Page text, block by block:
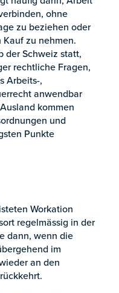
ohne
zu beziehen oder
zu nehmen.
der Schweiz statt,
rechtliche Fragen,
Arbeits-,
anwendbar
kommen
und
Punkte
Workation
regelmässig in der
dann, wenn die
im
an den